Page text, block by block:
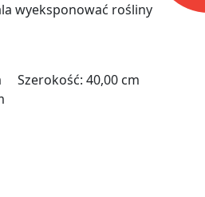
wyeksponować rośliny
Szerokość: 40,00 cm